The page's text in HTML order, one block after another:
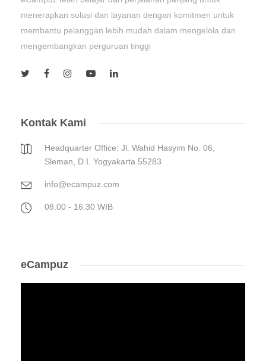
menerapkan solusi dan layanan dengan komitmen untuk
membantu pelanggan lebih mudah dalam mengelola dan
mengembangkan perguruan tinggi
Kontak Kami
Headquarter Office: Jl. Wahid Hasyim No. 06,
Sleman, D.I. Yogyakarta 55283
info@ecampuz.com
08.00 - 16.30 WIB
eCampuz